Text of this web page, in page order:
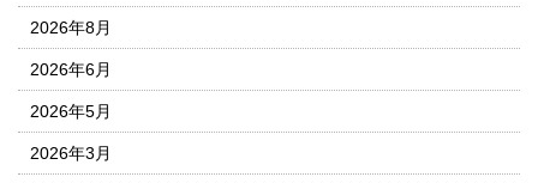
2026年8月
2026年6月
2026年5月
2026年3月